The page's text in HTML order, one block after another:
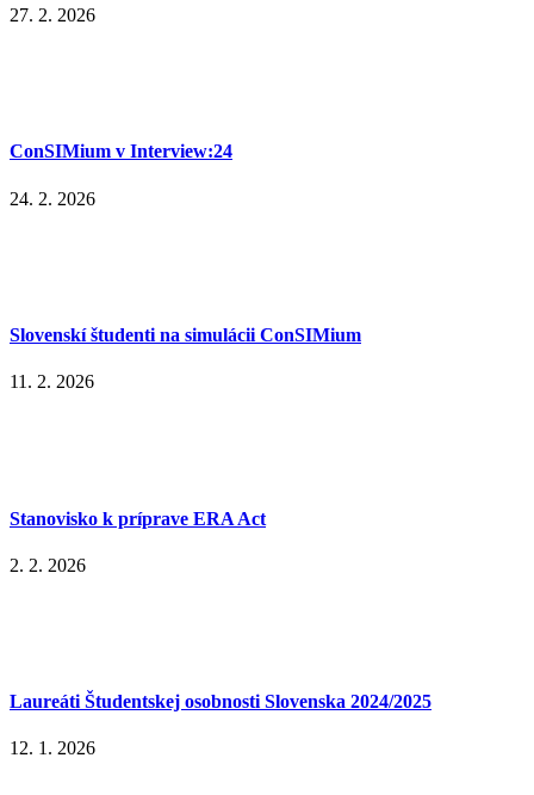
27. 2. 2026
ConSIMium v Interview:24
24. 2. 2026
Slovenskí študenti na simulácii ConSIMium
11. 2. 2026
Stanovisko k príprave ERA Act
2. 2. 2026
Laureáti Študentskej osobnosti Slovenska 2024/2025
12. 1. 2026